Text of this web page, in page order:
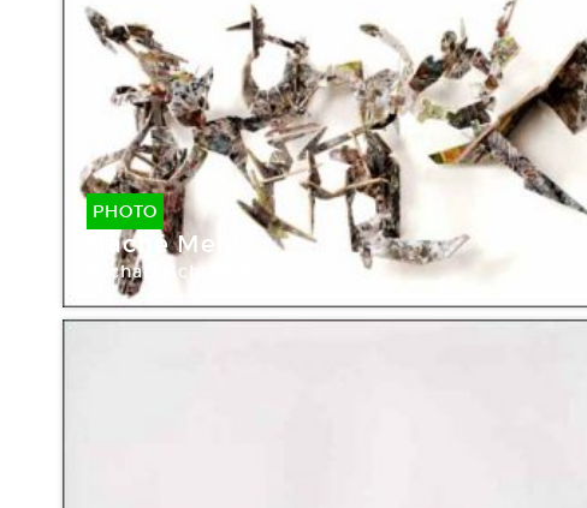
PHOTO
Haché Menu
Michaël Schouflikir